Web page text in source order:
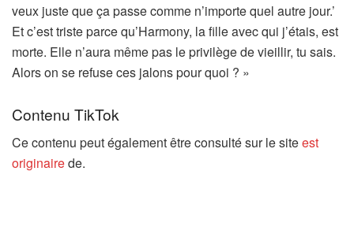
veux juste que ça passe comme n’importe quel autre jour.’
Et c’est triste parce qu’Harmony, la fille avec qui j’étais, est
morte. Elle n’aura même pas le privilège de vieillir, tu sais.
Alors on se refuse ces jalons pour quoi ? »
Contenu TikTok
Ce contenu peut également être consulté sur le siteest
originairede.